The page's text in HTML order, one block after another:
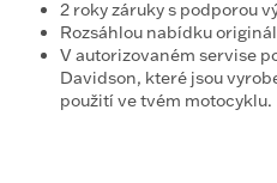
2 roky záruky s podporou
Rozsáhlou nabídku
V autorizovaném servise
Davidson, které jsou
použití ve tvém motocyklu.